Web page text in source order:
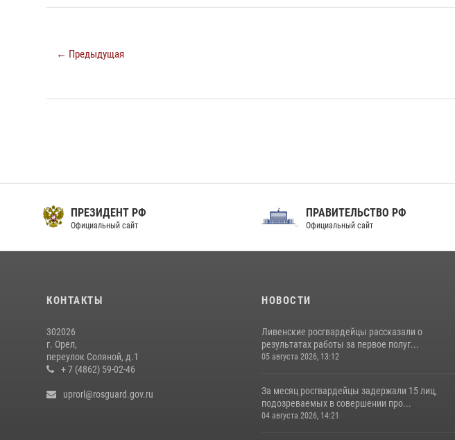
← Предыдущая
ПРЕЗИДЕНТ РФ
Официальный сайт
ПРАВИТЕЛЬСТВО РФ
Официальный сайт
КОНТАКТЫ
302026
г. Орел,
переулок Соляной, д.1
+ 7 (4862) 59-02-46
uprorl@rosguard.gov.ru
НОВОСТИ
Ливенские росгвардейцы рассказали о
результатах работы за первое полуг...
05 августа 2026, 13:12
За месяц росгвардейцы задержали 15 лиц,
подозреваемых в совершении про...
04 августа 2026, 14:21